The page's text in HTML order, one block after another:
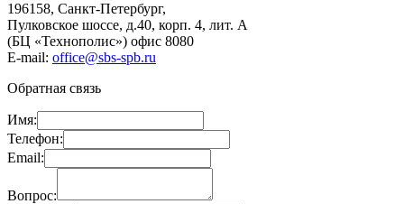
196158, Санкт-Петербург,
Пулковское шоссе, д.40, корп. 4, лит. А
(БЦ «Технополис») офис 8080
E-mail: office@sbs-spb.ru
Обратная связь
Имя:
Телефон:
Email:
Вопрос: